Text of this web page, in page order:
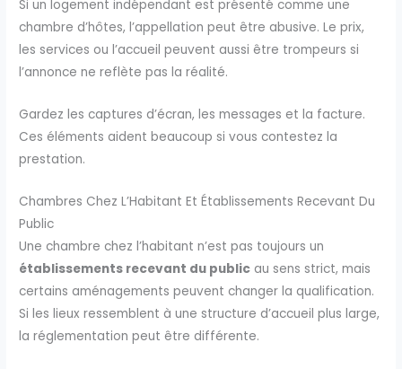
Si un logement indépendant est présenté comme une
chambre d’hôtes, l’appellation peut être abusive. Le prix,
les services ou l’accueil peuvent aussi être trompeurs si
l’annonce ne reflète pas la réalité.
Gardez les captures d’écran, les messages et la facture.
Ces éléments aident beaucoup si vous contestez la
prestation.
Chambres Chez L’Habitant Et Établissements Recevant Du
Public
Une chambre chez l’habitant n’est pas toujours un
établissements recevant du public au sens strict, mais
certains aménagements peuvent changer la qualification.
Si les lieux ressemblent à une structure d’accueil plus large,
la réglementation peut être différente.